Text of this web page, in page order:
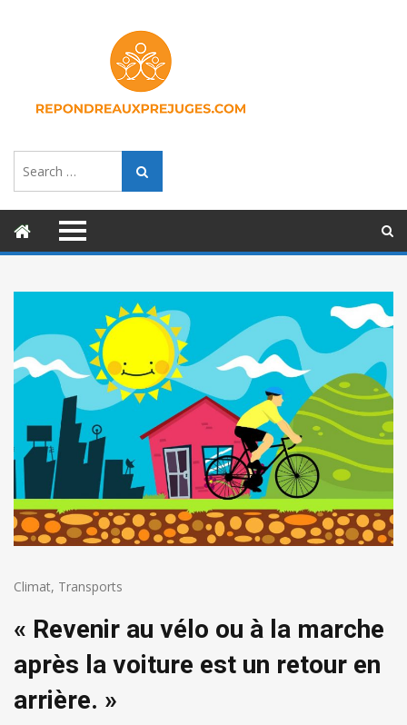
for:
Search
Climat, Transports
« Revenir au vélo ou à la marche
après la voiture est un retour en
arrière. »